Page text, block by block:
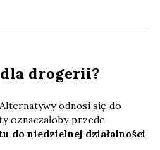
dla drogerii?
odnosi się do
oznaczałoby przede
do niedzielnej działalności